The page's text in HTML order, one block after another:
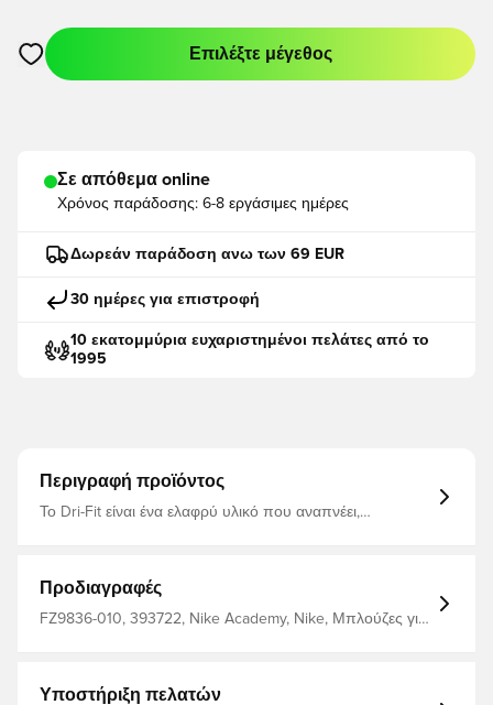
Ανοίγει ένα Modal για να συνδεθείτε ή να εγγραφείτε ως
Επιλέξτε μέγεθος
Σε απόθεμα online
Χρόνος παράδοσης: 6-8 εργάσιμες ημέρες
Δωρεάν παράδοση ανω των 69 EUR
30 ημέρες για επιστροφή
10 εκατομμύρια ευχαριστημένοι πελάτες από το
1995
Περιγραφή προϊόντος
Το Dri-Fit είναι ένα ελαφρύ υλικό που αναπνέει,
επιτρέπουν την αποθήκευση προσωπικών αντικειμένων
Το πλέγμα πλέγματος στη λωρίδα στο στήθος
εξασφαλίζει αυξημένη αναπνοή Κανονική εφαρμογή
Προδιαγραφές
FZ9836-010, 393722, Nike Academy, Nike, Μπλούζες για
Υποστήριξη πελατών